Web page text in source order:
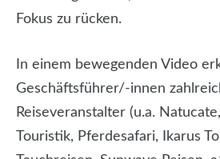
Fokus zu rücken.
In einem bewegenden Video
Geschäftsführer/-innen
Reiseveranstalter (u.a.
Touristik, Pferdesafari, Ikarus